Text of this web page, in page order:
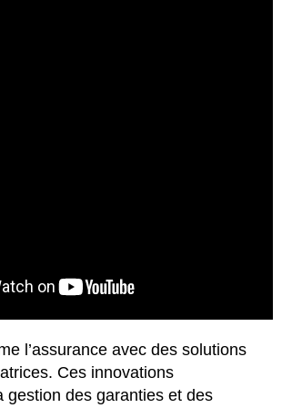
l’assurance avec des solutions
Ces innovations
gestion des garanties et des